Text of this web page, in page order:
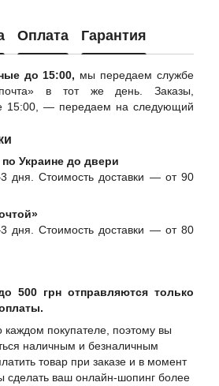
Оплата Гарантия
до 15:00, мы передаем службе
в тот же день. Заказы,
15:00, — передаем на следующий
Украине до двери
дня. Стоимость доставки — от 90
дня. Стоимость доставки — от 80
500 грн отправляются только
каждом покупателе, поэтому вы
наличным и безналичным
товар при заказе и в момент
сделать ваш онлайн-шопинг более